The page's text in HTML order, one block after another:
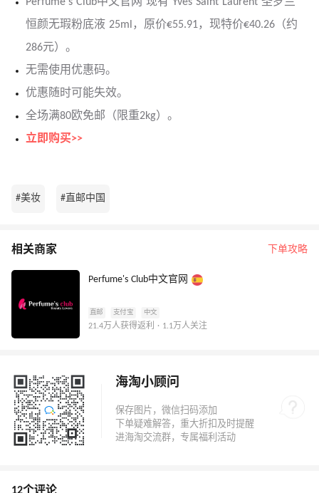
恒颜无瑕粉底液 25ml，原价€55.91，现特价€40.26（约
286元）。
无需使用优惠码。
优惠随时可能失效。
全场满80欧免邮（限重2kg）。
立即购买>>
#美妆 #直邮中国
相关商家 下单攻略
Perfume's Club中文官网
直邮 支付宝 中文
21.4万人获得返利 · 1.1万人关注
海淘小顾问